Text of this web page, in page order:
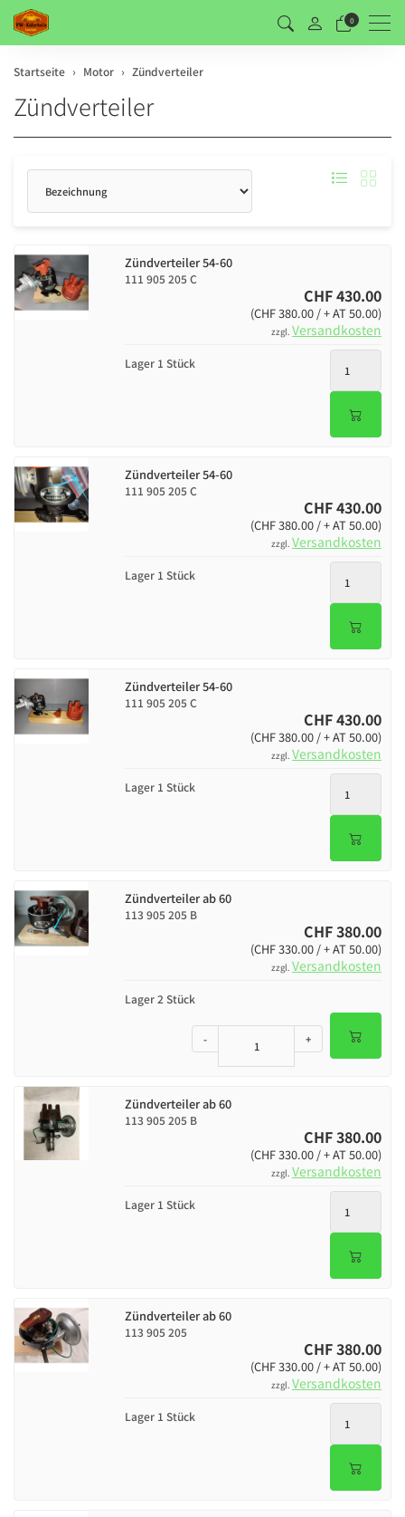
0
Startseite Motor Zündverteiler
Zündverteiler
Sortierung
Zündverteiler 54-60
111 905 205 C
CHF 430.00
(CHF 380.00 / + AT 50.00)
zzgl. Versandkosten
Lager 1 Stück
Zündverteiler 54-60
111 905 205 C
CHF 430.00
(CHF 380.00 / + AT 50.00)
zzgl. Versandkosten
Lager 1 Stück
Zündverteiler 54-60
111 905 205 C
CHF 430.00
(CHF 380.00 / + AT 50.00)
zzgl. Versandkosten
Lager 1 Stück
Zündverteiler ab 60
113 905 205 B
CHF 380.00
(CHF 330.00 / + AT 50.00)
zzgl. Versandkosten
Lager 2 Stück
- +
Zündverteiler ab 60
113 905 205 B
CHF 380.00
(CHF 330.00 / + AT 50.00)
zzgl. Versandkosten
Lager 1 Stück
Zündverteiler ab 60
113 905 205
CHF 380.00
(CHF 330.00 / + AT 50.00)
zzgl. Versandkosten
Lager 1 Stück